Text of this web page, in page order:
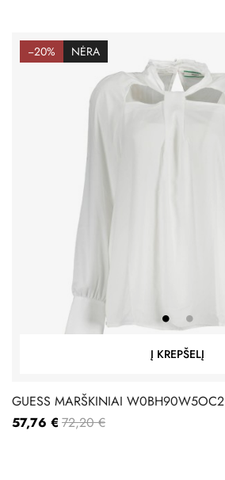
−20% NĖRA
Į KREPŠELĮ
GUESS MARŠKINIAI W0BH90W5OC2
57,76 € 72,20 €